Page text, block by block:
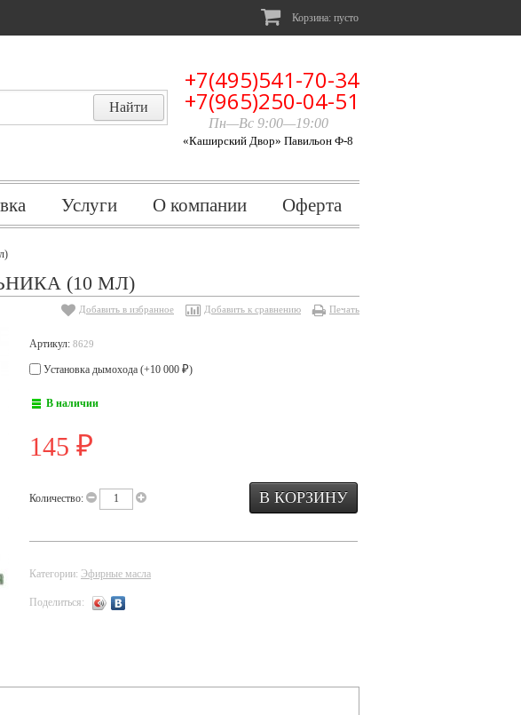
Корзина: пусто
+7(495)541-70-34
+7(965)250-04-51
Пн—Вс 9:00—19:00
«Каширский Двор» Павильон Ф-8
Услуги О компании Оферта
(10 МЛ)
Добавить в избранное Добавить к сравнению Печать
Артикул: 8629
Установка дымохода (+10 000 ₽)
В наличии
145 ₽
Количество:
Категории: Эфирные масла
Поделиться: